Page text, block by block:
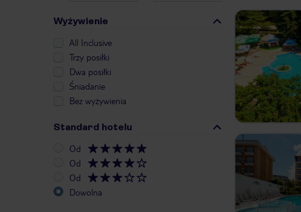
Wyżywienie
All Inclusive
Trzy posiłki
Dwa posiłki
Śniadanie
Bez wyżywienia
Standard hotelu
Od
Od
Od
Dowolna